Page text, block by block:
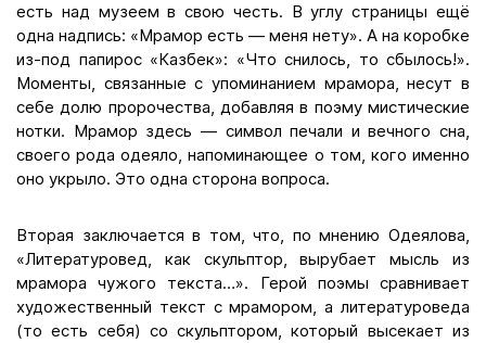
есть над музеем в свою честь. В углу страницы ещё
одна надпись: «Мрамор есть — меня нету». А на коробке
из-под папирос «Казбек»: «Что снилось, то сбылось!».
Моменты, связанные с упоминанием мрамора, несут в
себе долю пророчества, добавляя в поэму мистические
нотки. Мрамор здесь — символ печали и вечного сна,
своего рода одеяло, напоминающее о том, кого именно
оно укрыло. Это одна сторона вопроса.
Вторая заключается в том, что, по мнению Одеялова,
«Литературовед, как скульптор, вырубает мысль из
мрамора чужого текста…». Герой поэмы сравнивает
художественный текст с мрамором, а литературоведа
(то есть себя) со скульптором, который высекает из